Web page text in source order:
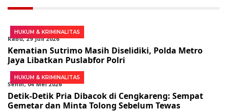
HUKUM & KRIMINALITAS
Rabu, 29 Juli 2026
Kematian Sutrimo Masih Diselidiki, Polda Metro
Jaya Libatkan Puslabfor Polri
HUKUM & KRIMINALITAS
Senin, 04 Mei 2026
Detik-Detik Pria Dibacok di Cengkareng: Sempat
Gemetar dan Minta Tolong Sebelum Tewas